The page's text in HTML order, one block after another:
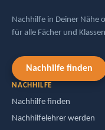
Nachhilfe in Deiner
für alle Fächer und
Nachhilfe finden
NACHHILFE
Nachhilfe finden
Nachhilfelehrer werden